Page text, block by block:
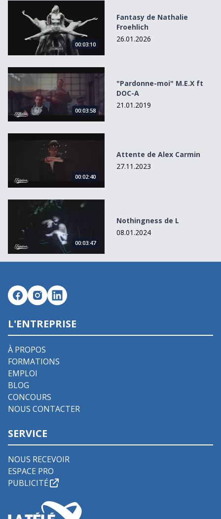
Fantasy de Nathalie Froehlich
00:03:10
Fantasy de Nathalie
Froehlich
26.01.2026
&quot;Pardonne-moi&quot; M.E.X ft DOC-A
00:03:58
"Pardonne-moi" M.E.X ft
DOC-A
21.01.2019
Attente de Alex Carmin
00:02:40
Attente de Alex Carmin
27.11.2023
Nothingness de L
00:03:47
Nothingness de L
08.01.2024
L'ENTREPRISE
À PROPOS
FORMATIONS
EMPLOI
BLOG
CONCOURS
NOUS CONTACTER
SERVICE
NOUS RECEVOIR
ESPACE PRO
PUBLICITÉ